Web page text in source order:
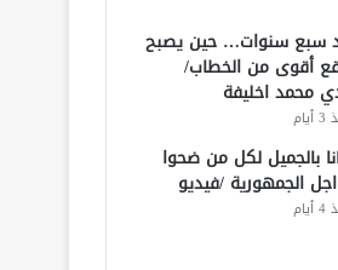
سبع سنوات… حين يصبح
أقوى من الخطاب/
محمد اخليفة
بالجميل لكل من ضحوا
الجمهورية /فيديو